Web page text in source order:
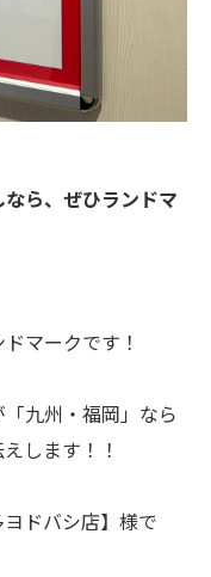
ら、ぜひランドマ
マークです！
九州・福岡」なら
します！！
ドバシ店】様で